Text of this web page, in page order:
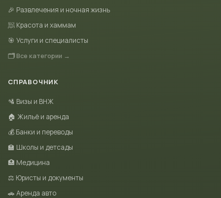
🎉 Развлечения и ночная жизнь
🧖 Красота и хаммам
🎯 Услуги и специалисты
🗂 Все категории →
СПРАВОЧНИК
🛂 Визы и ВНЖ
🏠 Жильё и аренда
💰 Банки и переводы
🏫 Школы и детсады
🏥 Медицина
⚖️ Юристы и документы
🚗 Аренда авто